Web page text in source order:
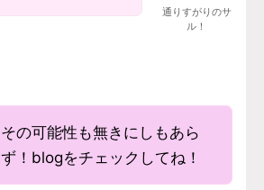
通りすがりのサ
ル！
その可能性も無きにしもあら
ず！blogをチェックしてね！